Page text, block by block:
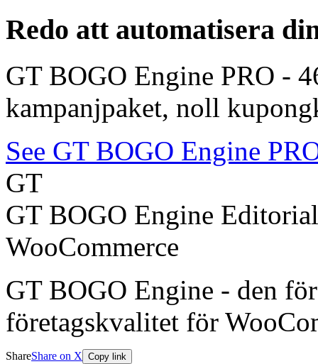
Redo att automatisera
GT BOGO Engine PRO -
kampanjpaket, noll
See GT BOGO Engine
GT
GT BOGO Engine
WooCommerce
GT BOGO Engine - den
företagskvalitet för
ShareShare on X Copy link